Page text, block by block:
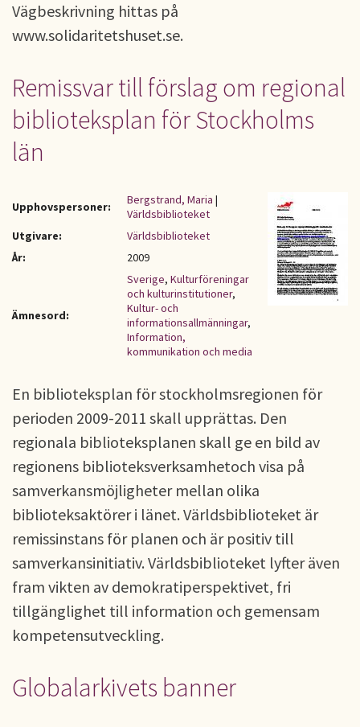
Vägbeskrivning hittas på
www.solidaritetshuset.se.
Remissvar till förslag om regional
biblioteksplan för Stockholms
län
Upphovspersoner: Bergstrand, Maria |
Världsbiblioteket
Utgivare:
Världsbiblioteket
År:
2009
Ämnesord:
Sverige, Kulturföreningar
och kulturinstitutioner,
Kultur- och
informationsallmänningar,
Information,
kommunikation och media
En biblioteksplan för stockholmsregionen för
perioden 2009-2011 skall upprättas. Den
regionala biblioteksplanen skall ge en bild av
regionens biblioteksverksamhetoch visa på
samverkansmöjligheter mellan olika
biblioteksaktörer i länet. Världsbiblioteket är
remissinstans för planen och är positiv till
samverkansinitiativ. Världsbiblioteket lyfter även
fram vikten av demokratiperspektivet, fri
tillgänglighet till information och gemensam
kompetensutveckling.
Globalarkivets banner